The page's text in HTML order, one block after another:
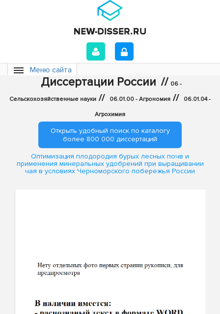
Меню сайта
Диссертации России // 06 -
Сельскохозяйственные науки // 06.01.00 - Агрономия // 06.01.04 -
Агрохимия
Открыть удобный поиск по каталогу
более 800 000 диссертаций
Оптимизация плодородия бурых лесных почв и
применения минеральных удобрений при выращивании
чая в условиях Черноморского побережья России